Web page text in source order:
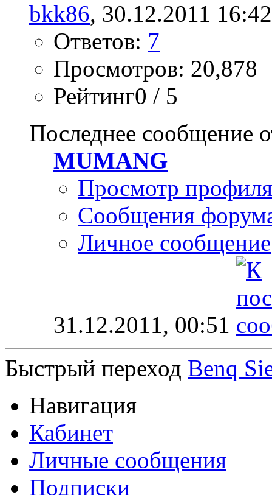
bkk86, 30.12.2011 16:42
Ответов: 7
Просмотров: 20,878
Рейтинг0 / 5
Последнее сообщение
MUMANG
Просмотр профиля
Сообщения
Личное сообщение
31.12.2011, 00:51
Быстрый переход Benq
Навигация
Кабинет
Личные сообщения
Подписки